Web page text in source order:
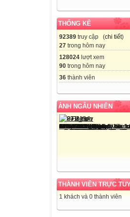
THỐNG KÊ
92389 truy cập (chi tiết)
27 trong hôm nay
128024 lượt xem
90 trong hôm nay
36 thành viên
ẢNH NGẪU NHIÊN
THÀNH VIÊN TRỰC
1 khách và 0 thành viên